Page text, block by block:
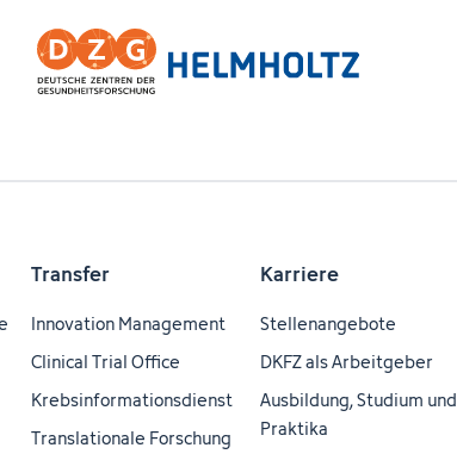
Transfer
Innovation Management
Clinical Trial Office
Krebsinformationsdienst
Translationale Forschung
Karriere
Stellenangebote
DKFZ als Arbeitgeber
Ausbildung, Studium und
Praktika